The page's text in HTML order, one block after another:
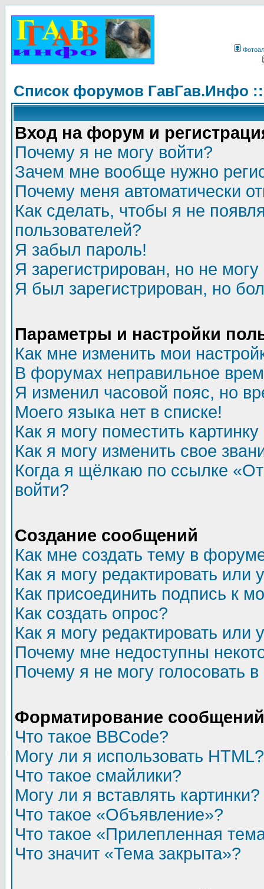
Список форумов ГавГав.Инфо
Вход на форум и
Почему я не могу войти?
Зачем мне вообще нужно
Почему меня автоматически
Как сделать, чтобы я не
пользователей?
Я забыл пароль!
Я зарегистрирован, но не могу
Я был зарегистрирован, но
Параметры и настройки
Как мне изменить мои
В форумах неправильное
Я изменил часовой пояс, но
Моего языка нет в списке!
Как я могу поместить
Как я могу изменить свое
Когда я щёлкаю по ссылке
войти?
Создание сообщений
Как мне создать тему в
Как я могу редактировать или
Как присоединить подпись к
Как создать опрос?
Как я могу редактировать или
Почему мне недоступны
Почему я не могу голосовать
Форматирование
Что такое BBCode?
Могу ли я использовать HTML?
Что такое смайлики?
Могу ли я вставлять картинки?
Что такое «Объявление»?
Что такое «Прилепленная
Что значит «Тема закрыта»?